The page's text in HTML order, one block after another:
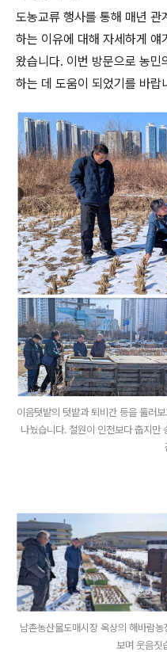
도농교류 행사를 통해 매년 관
하는 이유에 대해 자세하게 얘
왔습니다. 이번 방문으로 농민
하는 데 도움이 되었기를 바랍
이음텃밭의 텃밭과 퇴비간 등을 둘러
나눴습니다. 철원이 인천보다 춥지만
남촌농산물도매시장 옥상의 해바람
보며 웃음짓